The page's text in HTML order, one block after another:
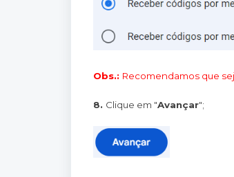
Obs.: Recomendamos que
8. Clique em "Avançar";